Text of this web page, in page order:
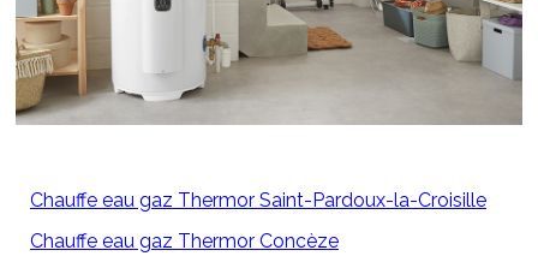
Chauffe eau gaz Thermor Saint-Pardoux-la-Croisille
Chauffe eau gaz Thermor Concèze